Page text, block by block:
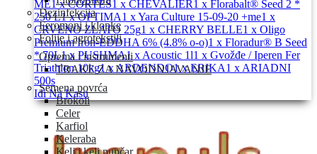
Dezinfekcija
Feromoni i klopke
Folije i agrotekstili
Oprema i instrumenti
TRAKE ZA NAVODNJAVANJE
Semena povrća
Brokoli
Celer
Karfiol
Keleraba
ME1 x CORTES1 x CHEVALIER1 x Florabalt® Seed 2 *
250 L1 x OPTIMA1 x Yara Culture 15-09-20 +me1 x
CRVENO ZLATO 25g1 x CHERRY BELLE1 x Oligo
Premium Iron-EDDHA 6% (4.8% o-o)1 x Floradur® B Seed
* 70L1 x PUSHMA1 x Acoustic 1l1 x Gvožđe / Iperen Fer
Triathlon 10kg1 x ARDENDO1 x ERIKA1 x ARIADNI
500s
Idi Na Kasu